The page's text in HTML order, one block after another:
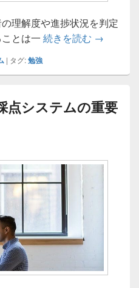
理解度や進捗状況を判定
とは一 続きを読む 採点シス
→
| タグ:勉強
点システムの重要